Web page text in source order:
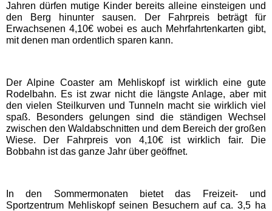
Bayern Freizeitparks
Bayern-Park
EDELWIES
Freizeit-Land Geiselwind
LEGOLAND Deutschland
Jahren dürfen mutige Kinder bereits alleine einsteigen und
den Berg hinunter sausen. Der Fahrpreis beträgt für
Erwachsenen 4,10€ wobei es auch Mehrfahrtenkarten gibt,
mit denen man ordentlich sparen kann.
Der Alpine Coaster am Mehliskopf ist wirklich eine gute
Rodelbahn. Es ist zwar nicht die längste Anlage, aber mit
den vielen Steilkurven und Tunneln macht sie wirklich viel
spaß. Besonders gelungen sind die ständigen Wechsel
zwischen den Waldabschnitten und dem Bereich der großen
Wiese. Der Fahrpreis von 4,10€ ist wirklich fair. Die
Bobbahn ist das ganze Jahr über geöffnet.
In den Sommermonaten bietet das Freizeit- und
Sportzentrum Mehliskopf seinen Besuchern auf ca. 3,5 ha